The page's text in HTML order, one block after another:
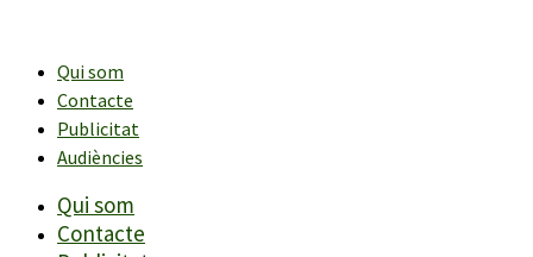
contingutQui som
Contacte
Publicitat
Audiències
Qui som
Contacte